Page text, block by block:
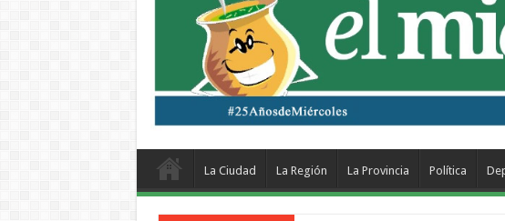
La Ciudad La Región La Provincia Política